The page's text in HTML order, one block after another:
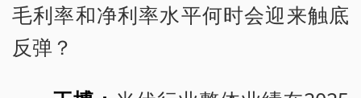
毛利率和净利率水平何时会迎来触底
反弹？